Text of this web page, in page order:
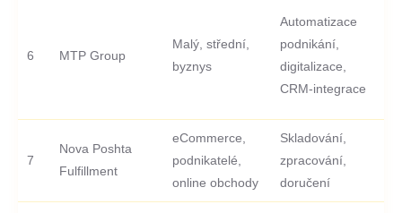
6 MTP Group
Malý, střední,
byznys
Automatizace
podnikání,
digitalizace,
CRM-integrace
7
Nova Poshta
Fulfillment
eCommerce,
podnikatelé,
online obchody
Skladování,
zpracování,
doručení